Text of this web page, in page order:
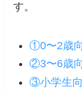
す。
①0〜2歳
②3〜6歳
③小学生